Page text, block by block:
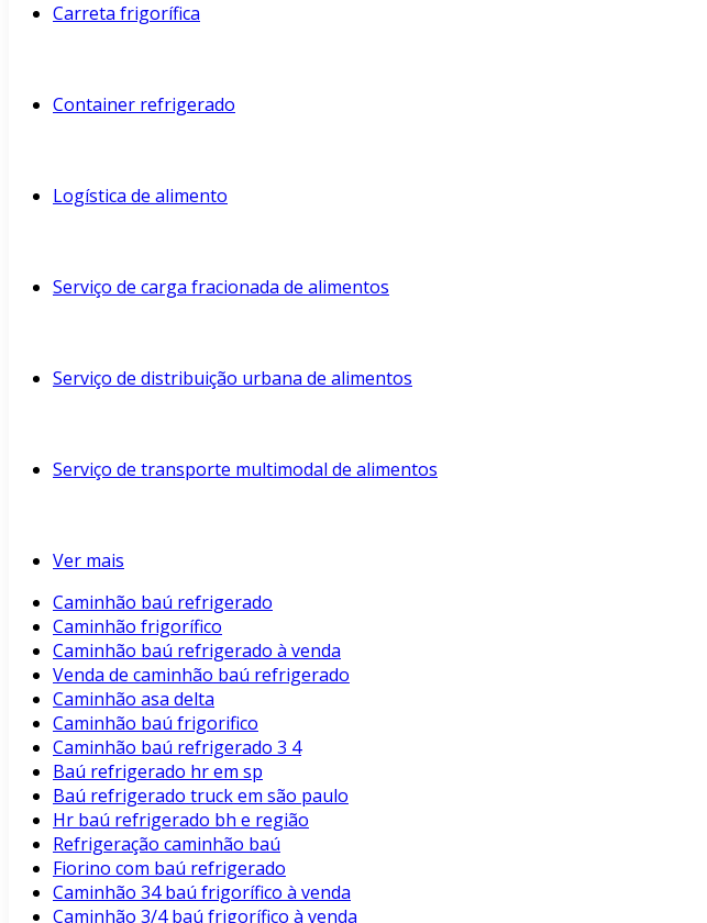
Carreta frigorífica
Container refrigerado
Logística de alimento
Serviço de carga fracionada de alimentos
Serviço de distribuição urbana de alimentos
Serviço de transporte multimodal de alimentos
Ver mais
Caminhão baú refrigerado
Caminhão frigorífico
Caminhão baú refrigerado à venda
Venda de caminhão baú refrigerado
Caminhão asa delta
Caminhão baú frigorifico
Caminhão baú refrigerado 3 4
Baú refrigerado hr em sp
Baú refrigerado truck em são paulo
Hr baú refrigerado bh e região
Refrigeração caminhão baú
Fiorino com baú refrigerado
Caminhão 34 baú frigorífico à venda
Caminhão 3/4 baú frigorífico à venda